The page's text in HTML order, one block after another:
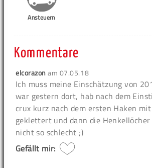
Ansteuern
Kommentare
elcorazonam 07.05.18
Ich muss meine Einschätzung von
war gestern dort, hab nach dem
crux kurz nach dem ersten Haken
geklettert und dann die Henkellöcher
nicht so schlecht ;)
Gefällt mir: